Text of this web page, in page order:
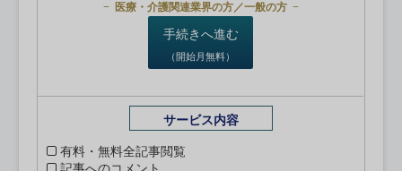
医療・介護関連業界の方／一般の方
手続きへ進む
（開始月無料）
サービス内容
有料・無料全記事閲覧